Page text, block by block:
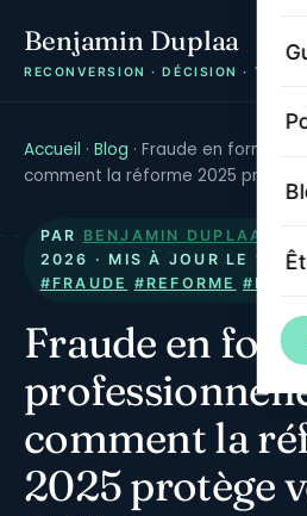
Benjamin Duplaa
RECONVERSION · DÉCISION ·
Accueil · Blog · Fraude en
comment la réforme 2025 protège
PAR BENJAMIN DUPLAA
2026 · MIS À JOUR LE 19
#FRAUDE #REFORME
Fraude en
comment la
2025 protège